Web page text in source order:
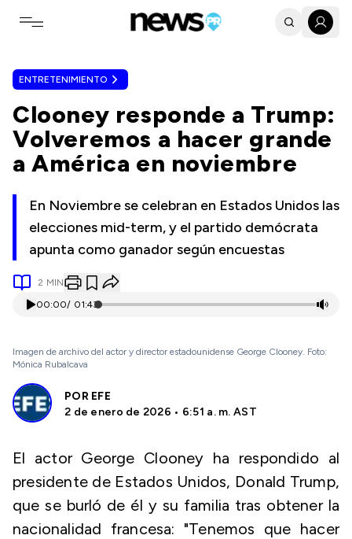
Toggle navigation menu
ENTRETENIMIENTO
Clooney responde a Trump:
Volveremos a hacer grande
a América en noviembre
En Noviembre se celebran en Estados Unidos las
elecciones mid-term, y el partido demócrata
apunta como ganador según encuestas
2 MIN
00:00/ 01:43
Imagen de archivo del actor y director estadounidense George Clooney. Foto:
Mónica Rubalcava
POR EFE
2 de enero de 2026 • 6:51 a. m. AST
El actor George Clooney ha respondido al
presidente de Estados Unidos, Donald Trump,
que se burló de él y su familia tras obtener la
nacionalidad francesa: "Tenemos que hacer